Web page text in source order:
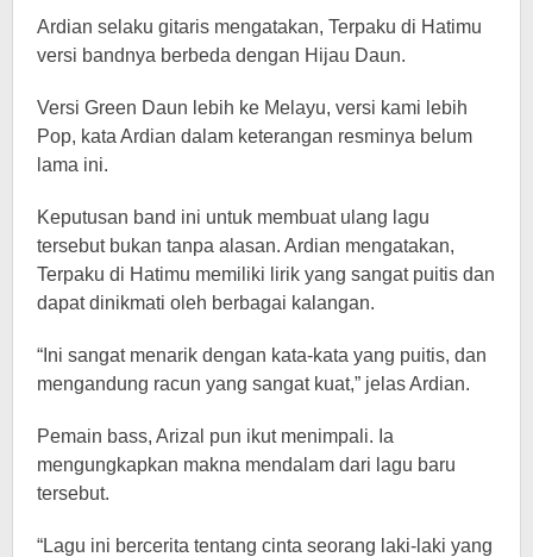
Ardian selaku gitaris mengatakan, Terpaku di Hatimu
versi bandnya berbeda dengan Hijau Daun.
Versi Green Daun lebih ke Melayu, versi kami lebih
Pop, kata Ardian dalam keterangan resminya belum
lama ini.
Keputusan band ini untuk membuat ulang lagu
tersebut bukan tanpa alasan. Ardian mengatakan,
Terpaku di Hatimu memiliki lirik yang sangat puitis dan
dapat dinikmati oleh berbagai kalangan.
“Ini sangat menarik dengan kata-kata yang puitis, dan
mengandung racun yang sangat kuat,” jelas Ardian.
Pemain bass, Arizal pun ikut menimpali. Ia
mengungkapkan makna mendalam dari lagu baru
tersebut.
“Lagu ini bercerita tentang cinta seorang laki-laki yang